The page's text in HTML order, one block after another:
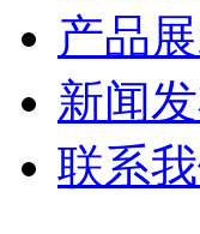
产品
新闻
联系